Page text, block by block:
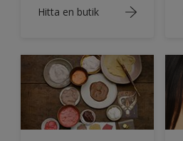
Hitta en butik